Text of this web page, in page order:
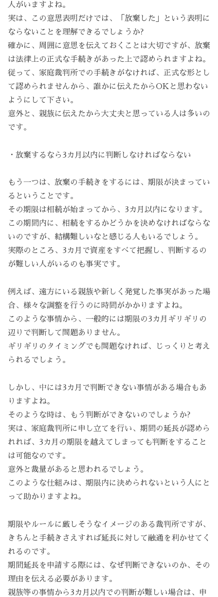
人がいますよね。
実は、この意思表明だけでは、「放棄した」という表明に
ならないことを理解できるでしょうか?
確かに、周囲に意思を伝えておくことは大切ですが、放棄
は法律上の正式な手続きがあった上で認められますよね。
従って、家庭裁判所での手続きがなければ、正式な形とし
て認められませんから、誰かに伝えたからOKと思わない
ようにして下さい。
意外と、親族に伝えたから大丈夫と思っている人は多いの
です。
・放棄するなら3カ月以内に判断しなければならない
もう一つは、放棄の手続きをするには、期限が決まってい
るということです。
その期限は相続が始まってから、3カ月以内になります。
この期間内に、相続をするかどうかを決めなければならな
いのですが、結構難しいなと感じる人もいるでしょう。
実際のところ、3カ月で資産をすべて把握し、判断するの
が難しい人がいるのも事実です。
例えば、遠方にいる親族や新しく発覚した事実があった場
合、様々な調整を行うのに時間がかかりますよね。
このような事情から、一般的には期限の3カ月ギリギリの
辺りで判断して問題ありません。
ギリギリのタイミングでも問題なければ、じっくりと考え
られるでしょう。
しかし、中には3カ月で判断できない事情がある場合もあ
りますよね。
そのような時は、もう判断ができないのでしょうか?
実は、家庭裁判所に申し立てを行い、期間の延長が認めら
れれば、3カ月の期限を越えてしまっても判断をすること
は可能なのです。
意外と裁量があると思われるでしょう。
このような仕組みは、期限内に決められないという人にと
って助かりますよね。
期限やルールに厳しそうなイメージのある裁判所ですが、
きちんと手続きさえすれば延長に対して融通を利かせてく
れるのです。
期間延長を申請する際には、なぜ判断できないのか、その
理由を伝える必要があります。
親族等の事情から3カ月以内での判断が難しい場合は、申